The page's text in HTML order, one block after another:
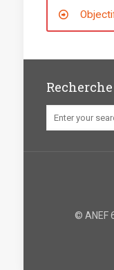
Recherche
© ANEF